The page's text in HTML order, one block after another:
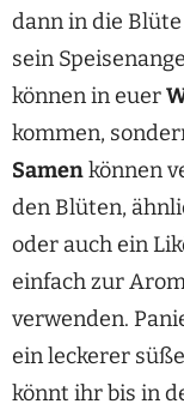
dann in die
sein
können in euer
kommen,
Samenkönnen
den Blüten,
oder auch ein
einfach zur
verwenden.
ein leckerer
könnt ihr bis in